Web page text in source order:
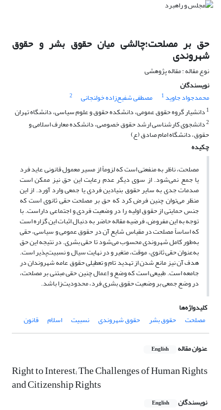
حق بر مصلحت؛چالشی میان حقوق بشر و حقوق
شهروندی
نوع مقاله : مقاله پژوهشی
نویسندگان
محمدجواد جاوید 1 مصطفی شفیع‌زاده خولنجانی
2
1 دانشیار گروه حقوق عمومی، دانشکده حقوق و علوم سیاسی، دانشگاه تهران
2دانشجوی کارشناسی ارشد حقوق خصوصی، دانشکده معارف اسلامی و
حقوق، دانشگاه امام صادق (ع)
چکیده
مصلحت، ناظر به منفعتی است که لزوماً از مسیر معمول قانونی عاید فرد
یا جمع نمی‌شود. از سوی دیگر عدم رعایت این حق نیز ممکن است
صدمات جدی به سایر حقوق بنیادین فردی یا جمعی وارد آورد. از این
منظر می‌توان چنین فرض کرد که حق بر مصلحت حقی ثانوی است که
جنس حمایتی از حقوق اولیه را در وضعیت فردی و اجتماعی داراست. با
توجه به این مفروض، فرضیه مقاله حاضر به دنبال اثبات این گزاره است
که اساساً مصلحت در مقیاس شایع آن در حقوق عمومی و سیاسی، حقی
به‌طور کامل شهروندی محسوب می‌شود تا حقی بشری. در نتیجه این حق
به‌عنوان حقی ثانوی، موقت، متغیر و در نهایت سیال و نسبیت‌پذیر است.
هدف آن نیز مانع شدن از تهدید تام و تعطیلی حقوق عامه شهروندان در
جامعه است. طبیعی است که وضع و اِعمال چنین حقی مبتنی بر مصلحت،
در وضع جمعی بر وضعیت حقوق بشری فرد، محدودیت‌زا باشد.
کلیدواژه‌ها
مصلحت
حقوق بشر حقوق شهروندی نسبیت‌ اسلام قانون
عنوان مقاله English
Right to Interest; The Challenges of Human Rights
and Citizenship Rights
نویسندگان English